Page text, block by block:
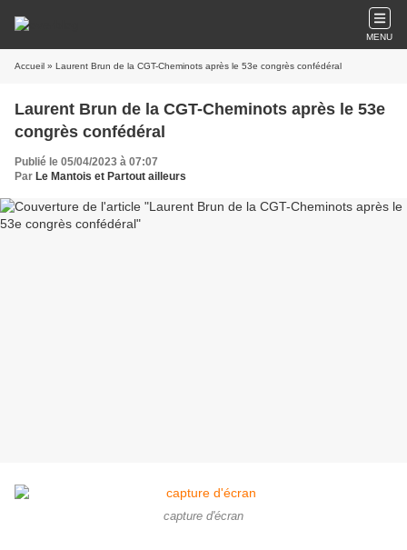
MENU
Accueil » Laurent Brun de la CGT-Cheminots après le 53e congrès confédéral
Laurent Brun de la CGT-Cheminots après le 53e
congrès confédéral
Publié le 05/04/2023 à 07:07
Par Le Mantois et Partout ailleurs
capture d'écran